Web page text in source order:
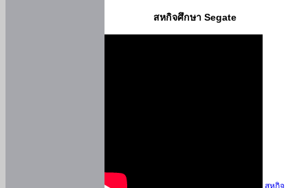
สหกิจศึกษา Segate
สหกิจ